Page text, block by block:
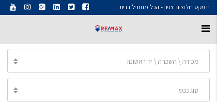
רימקס חלוצים צפון - הכל מתחיל בבית
מכירה \ השכרה \ יד ראשונה
סוג נכס